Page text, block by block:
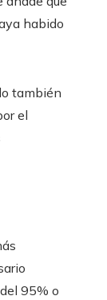
habido
también
el
95% o